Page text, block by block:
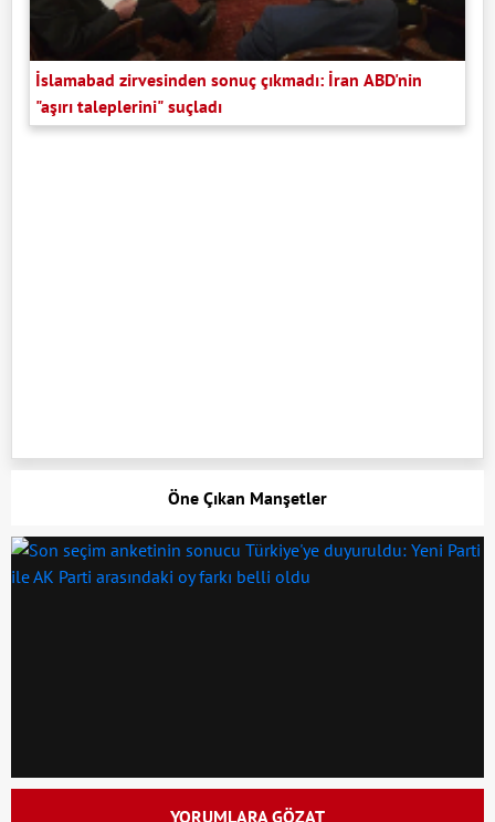
İslamabad zirvesinden sonuç çıkmadı: İran ABD'nin
"aşırı taleplerini" suçladı
Öne Çıkan Manşetler
YORUMLARA GÖZAT